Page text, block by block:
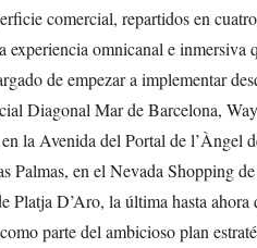
comercial, repartidos en
experiencia omnicanal e inmersiva
de empezar a implementar
Diagonal Mar de Barcelona,
la Avenida del Portal de l’Àngel
Palmas, en el Nevada Shopping
Platja D’Aro, la última hasta ahora
parte del ambicioso plan